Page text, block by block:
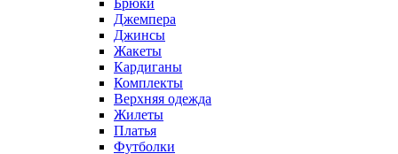
Брюки
Джемпера
Джинсы
Жакеты
Кардиганы
Комплекты
Верхняя одежда
Жилеты
Платья
Футболки